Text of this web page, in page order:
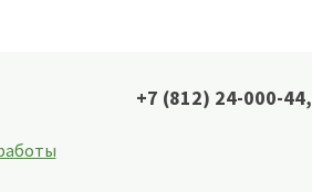
+7 (812) 24-000-44,